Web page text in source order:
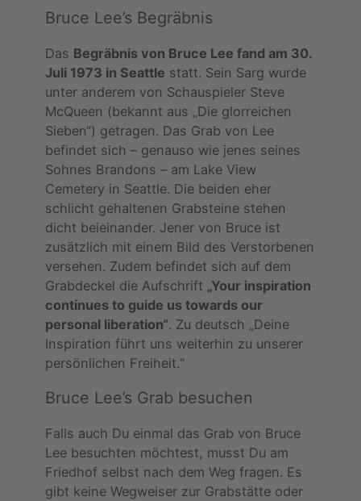
Bruce Lee’s Begräbnis
Das Begräbnis von Bruce Lee fand am 30.
Juli 1973 in Seattle statt. Sein Sarg wurde
unter anderem von Schauspieler Steve
McQueen (bekannt aus „Die glorreichen
Sieben“) getragen. Das Grab von Lee
befindet sich – genauso wie jenes seines
Sohnes Brandons – am Lake View
Cemetery in Seattle. Die beiden eher
schlicht gehaltenen Grabsteine stehen
dicht beieinander. Jener von Bruce ist
zusätzlich mit einem Bild des Verstorbenen
versehen. Zudem befindet sich auf dem
Grabdeckel die Aufschrift „Your inspiration
continues to guide us towards our
personal liberation“. Zu deutsch „Deine
Inspiration führt uns weiterhin zu unserer
persönlichen Freiheit.“
Bruce Lee’s Grab besuchen
Falls auch Du einmal das Grab von Bruce
Lee besuchten möchtest, musst Du am
Friedhof selbst nach dem Weg fragen. Es
gibt keine Wegweiser zur Grabstätte oder